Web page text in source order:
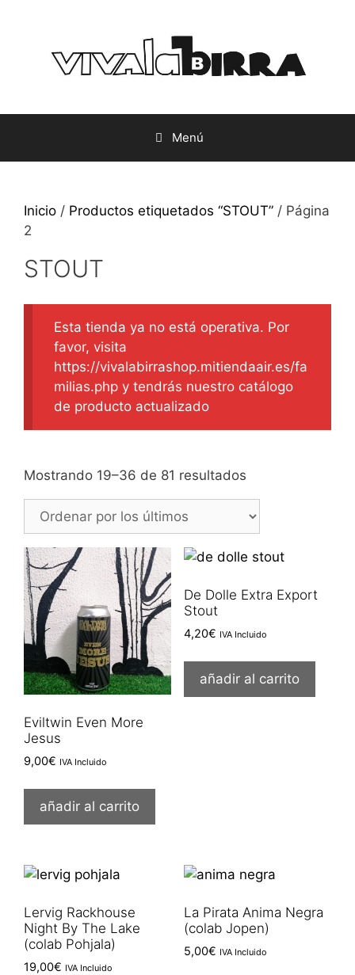
contenido
Menú
Inicio / Productos etiquetados “STOUT” / Página
2
STOUT
Esta tienda ya no está operativa. Por
favor, visita
https://vivalabirrashop.mitiendaair.es/fa
milias.php y tendrás nuestro catálogo
de producto actualizado
Mostrando 19–36 de 81 resultados
los
últimos
Eviltwin Even More
Jesus
9,00€ IVA Incluido
añadir al carrito
De Dolle Extra Export
Stout
4,20€ IVA Incluido
añadir al carrito
Lervig Rackhouse
Night By The Lake
(colab Pohjala)
19,00€ IVA Incluido
La Pirata Anima Negra
(colab Jopen)
5,00€ IVA Incluido